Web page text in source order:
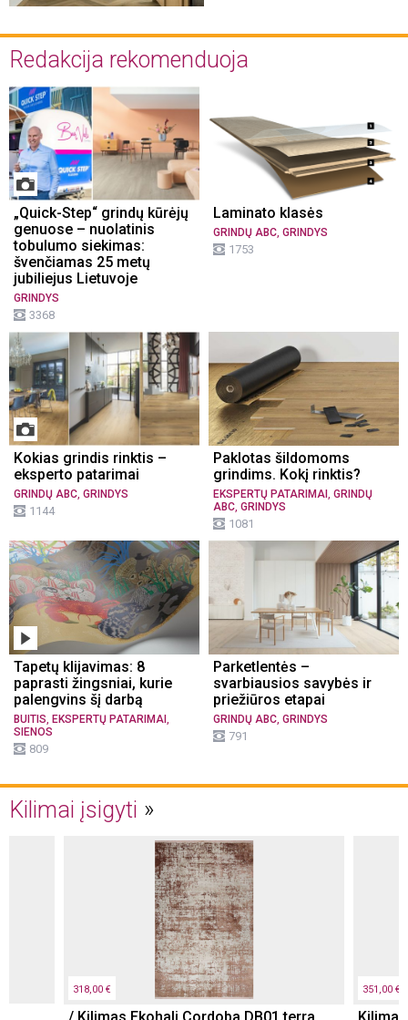
Redakcija rekomenduoja
„Quick-Step“ grindų kūrėjų
genuose – nuolatinis
tobulumo siekimas:
švenčiamas 25 metų
jubiliejus Lietuvoje
GRINDYS
3368
Laminato klasės
GRINDŲ ABC GRINDYS
1753
Kokias grindis rinktis –
eksperto patarimai
GRINDŲ ABC GRINDYS
1144
Paklotas šildomoms
grindims. Kokį rinktis?
EKSPERTŲ PATARIMAI
GRINDŲ
ABC GRINDYS
1081
Tapetų klijavimas: 8
paprasti žingsniai, kurie
palengvins šį darbą
BUITIS, EKSPERTŲ PATARIMAI ,
SIENOS
809
Parketlentės –
svarbiausios savybės ir
priežiūros etapai
GRINDŲ ABC, GRINDYS
791
Kilimai įsigyti
318,00 € 351,00 €